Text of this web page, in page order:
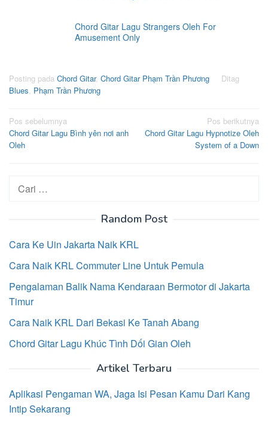
Chord Gitar Lagu Strangers Oleh For
Amusement Only
Posting pada Chord Gitar, Chord Gitar Phạm Trần Phương
Ditag
Blues, Phạm Trần Phương
Navigasi
pos
Pos sebelumnya
Chord Gitar Lagu Bình yên nơi anh
Oleh
Pos berikutnya
Chord Gitar Lagu Hypnotize Oleh
System of a Down
Cari
untuk:
Random Post
Cara Ke Uin Jakarta Naik KRL
Cara Naik KRL Commuter Line Untuk Pemula
Pengalaman Balik Nama Kendaraan Bermotor di Jakarta
Timur
Cara Naik KRL Dari Bekasi Ke Tanah Abang
Chord Gitar Lagu Khúc Tình Dối Gian Oleh
Artikel Terbaru
Aplikasi Pengaman WA, Jaga Isi Pesan Kamu Dari Kang
Intip Sekarang